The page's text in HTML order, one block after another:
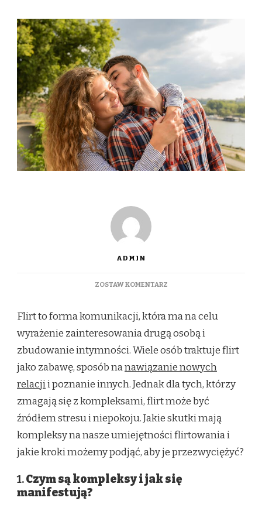
ADMIN
ZOSTAW KOMENTARZDO
SZTUKA
FLIRTU:
JAK
NEGATYWNE
MYŚLI
O
SOBIE
WPŁYWAJĄ
NA
RELACJE?
Flirt to forma komunikacji, która ma na celu
wyrażenie zainteresowania drugą osobą i
zbudowanie intymności. Wiele osób traktuje flirt
jako zabawę, sposób nanawiązanie nowych
relacjii poznanie innych. Jednak dla tych, którzy
zmagają się z kompleksami, flirt może być
źródłem stresu i niepokoju. Jakie skutki mają
kompleksy na nasze umiejętności flirtowania i
jakie kroki możemy podjąć, aby je przezwyciężyć?
1.Czym są kompleksy i jak się
manifestują?